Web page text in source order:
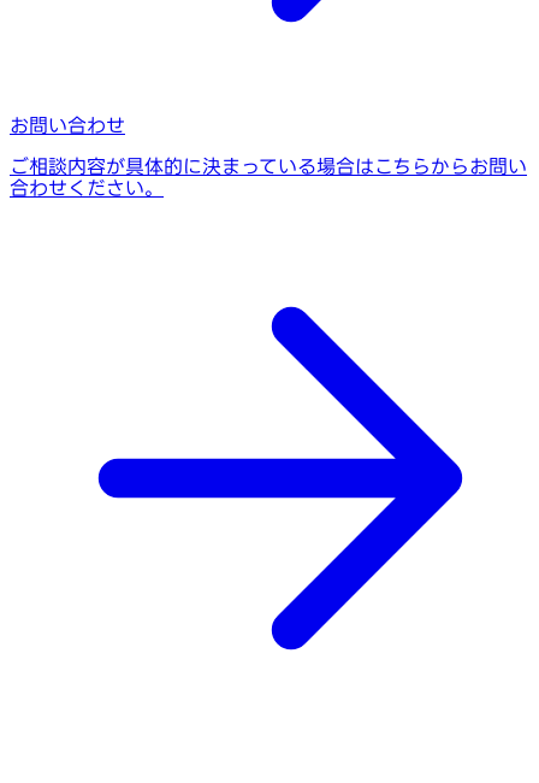
お問い合わせ
ご相談内容が具体的に決まっている場合はこちらからお問い
合わせください。